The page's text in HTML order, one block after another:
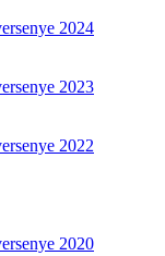
2024
2023
2022
2020